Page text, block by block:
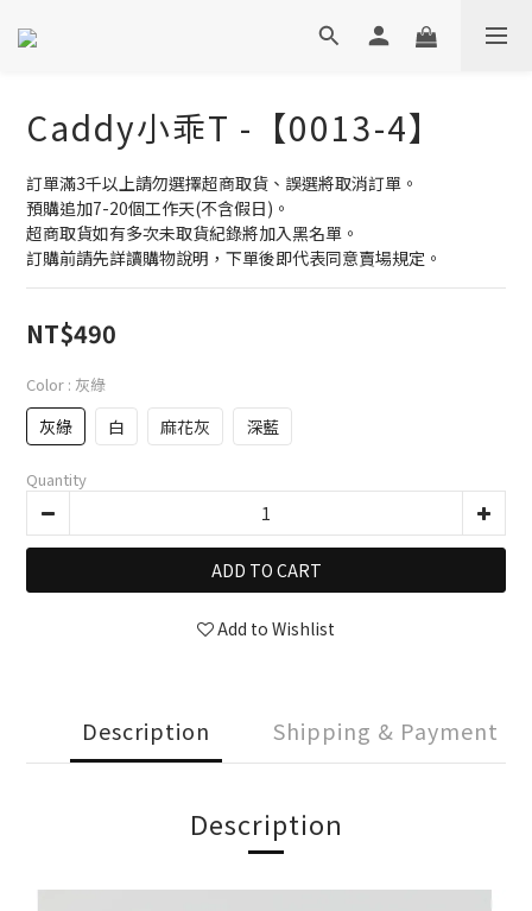
Caddy小乖T -【0013-4】
訂單滿3千以上請勿選擇超商取貨、誤選將取消訂單。
預購追加7-20個工作天(不含假日)。
超商取貨如有多次未取貨紀錄將加入黑名單。
訂購前請先詳讀購物說明，下單後即代表同意賣場規定。
NT$490
Color : 灰綠
灰綠 白 麻花灰 深藍
Quantity
ADD TO CART
Add to Wishlist
Description Shipping & Payment
Description